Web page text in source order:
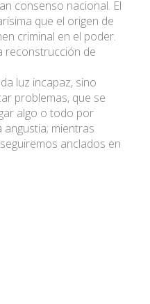
consenso nacional. El
que el origen de
criminal en el poder.
reconstrucción de
luz incapaz, sino
problemas, que se
algo o todo por
mientras
anclados en